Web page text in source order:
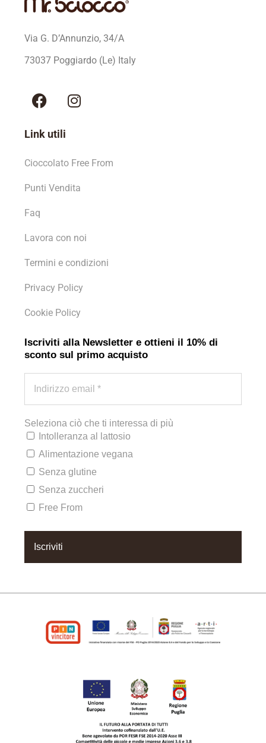
Via G. D’Annunzio, 34/A
73037 Poggiardo (Le) Italy
Link utili
Cioccolato Free From
Punti Vendita
Faq
Lavora con noi
Termini e condizioni
Privacy Policy
Cookie Policy
Iscriviti alla Newsletter e ottieni il 10% di
sconto sul primo acquisto
Seleziona ciò che ti interessa di più
Intolleranza al lattosio
Alimentazione vegana
Senza glutine
Senza zuccheri
Free From